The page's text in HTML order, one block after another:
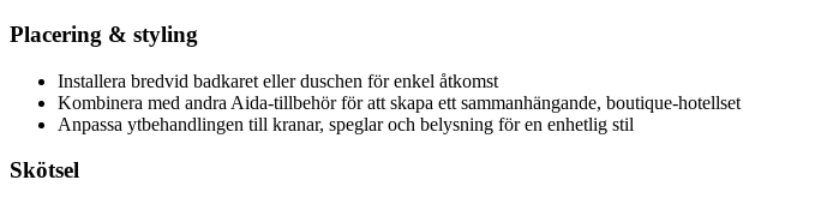
Placering & styling
Installera bredvid badkaret eller duschen för enkel åtkomst
Kombinera med andra Aida-tillbehör för att skapa ett sammanhängande, boutique-hotellset
Anpassa ytbehandlingen till kranar, speglar och belysning för en enhetlig stil
Skötsel